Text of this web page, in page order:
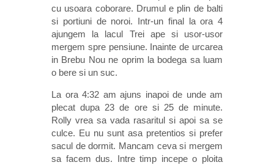
cu usoara coborare. Drumul e plin de balti
si portiuni de noroi. Intr-un final la ora 4
ajungem la lacul Trei ape si usor-usor
mergem spre pensiune. Inainte de urcarea
in Brebu Nou ne oprim la bodega sa luam
o bere si un suc.
La ora 4:32 am ajuns inapoi de unde am
plecat dupa 23 de ore si 25 de minute.
Rolly vrea sa vada rasaritul si apoi sa se
culce. Eu nu sunt asa pretentios si prefer
sacul de dormit. Mancam ceva si mergem
sa facem dus. Intre timp incepe o ploita